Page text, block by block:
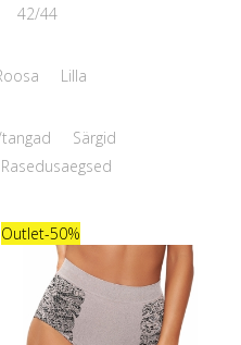
42/44
Lilla
Särgid
Rasedusaegsed
Outlet-50%